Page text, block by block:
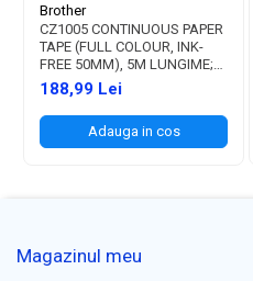
Brother
CZ1005 CONTINUOUS PAPER
TAPE (FULL COLOUR, INK-
FREE 50MM), 5M LUNGIME;
PT. VC-500W
188,99 Lei
Adauga in cos
Magazinul meu